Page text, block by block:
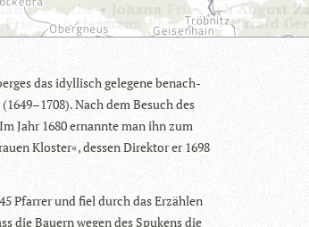
das idyl­lisch gele­gene benach­
Nach dem Besuch des
Jahr 1680 ernannte man ihn zum
Klos­ter«, des­sen Direk­tor er 1698
Pfar­rer und fiel durch das Erzäh­len
die Bau­ern wegen des Spu­kens die